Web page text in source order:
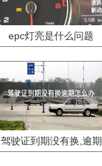
epc灯亮是什么问题
驾驶证到期没有换,逾期